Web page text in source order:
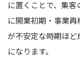
に置くことで、集
に開業初期・事業
が不安定な時期ほ
になります。